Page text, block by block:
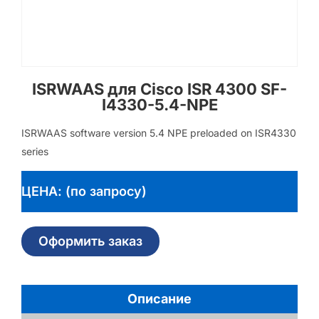
ISRWAAS для Cisco ISR 4300 SF-
I4330-5.4-NPE
ISRWAAS software version 5.4 NPE preloaded on ISR4330
series
ЦЕНА: (по запросу)
Оформить заказ
Описание